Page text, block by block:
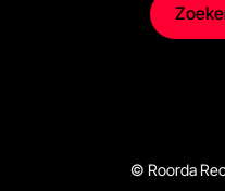
© Roorda